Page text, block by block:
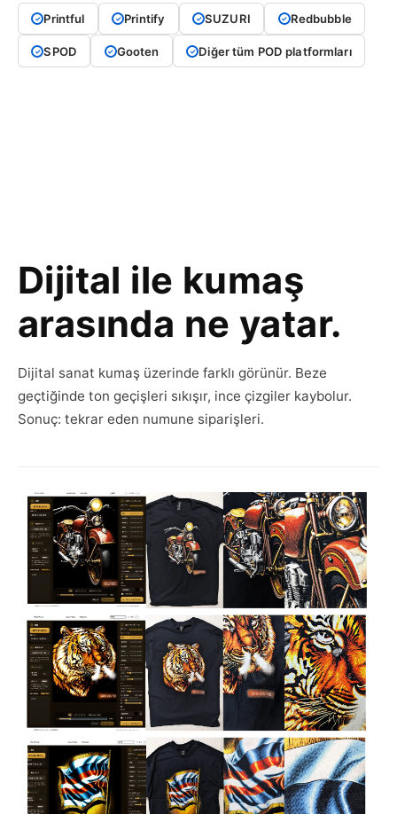
Printful Printify SUZURI Redbubble
SPOD Gooten Diğer tüm POD platformları
Dijital ile kumaş
arasında ne yatar.
Dijital sanat kumaş üzerinde farklı görünür. Beze
geçtiğinde ton geçişleri sıkışır, ince çizgiler kaybolur.
Sonuç: tekrar eden numune siparişleri.